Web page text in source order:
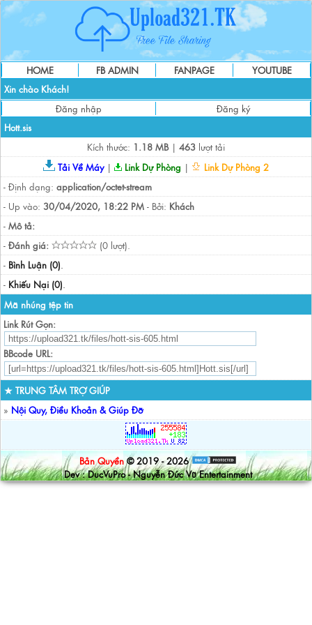
HOME FB ADMIN FANPAGE
YOUTUBE
Xin chào Khách!
Đăng nhập
Đăng ký
Hott.sis
Kích thước: 1.18 MB| 463 lượt tải
Tải Về Máy| Link Dự Phòng |
Link Dự Phòng 2
- Định dạng: application/octet-stream
- Up vào: 30/04/2020, 18:22 PM - Bởi: Khách
- Mô tả:
- Đánh giá:
(0 lượt).
- Bình Luận (0).
- Khiếu Nại (0).
Mã nhúng tệp tin
Link Rút Gọn:
BBcode URL:
★ TRUNG TÂM TRỢ GIÚP
» Nội Quy, Điều Khoản & Giúp Đỡ
Bản Quyền © 2019 - 2026
Dev : DucVuPro - Nguyễn Đức Vũ Entertainment